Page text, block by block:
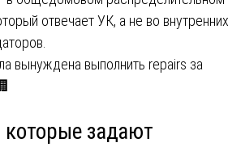
отвечает УК, а не во внутренних
вынуждена выполнить repairs за
которые задают